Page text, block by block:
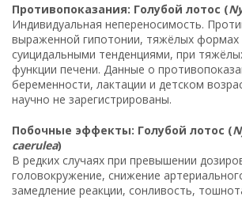
Противопоказания: Голубой лотос (
Индивидуальная непереносимость.
выраженной гипотонии, тяжёлых формах
суицидальными тенденциями, при
функции печени. Данные о
беременности, лактации и детском
научно не зарегистрированы.
Побочные эффекты: Голубой лотос (
caerulea)
В редких случаях при превышении
головокружение, снижение
замедление реакции, сонливость,